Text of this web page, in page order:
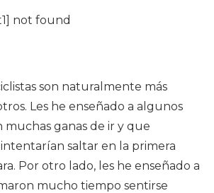
not found
son naturalmente más
Les he enseñado a algunos
muchas ganas de ir y que
saltar en la primera
Por otro lado, les he enseñado a
mucho tiempo sentirse